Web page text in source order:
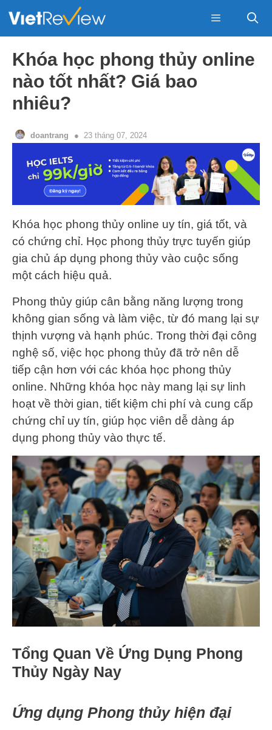
Menu
Khóa học phong thủy online
nào tốt nhất? Giá bao
nhiêu?
doantrang 23 tháng 07, 2024
Khóa học phong thủy online uy tín, giá tốt, và
có chứng chỉ. Học phong thủy trực tuyến giúp
gia chủ áp dụng phong thủy vào cuộc sống
một cách hiệu quả.
Phong thủy giúp cân bằng năng lượng trong
không gian sống và làm việc, từ đó mang lại sự
thịnh vượng và hạnh phúc. Trong thời đại công
nghệ số, việc học phong thủy đã trở nên dễ
tiếp cận hơn với các khóa học phong thủy
online. Những khóa học này mang lại sự linh
hoạt về thời gian, tiết kiệm chi phí và cung cấp
chứng chỉ uy tín, giúp học viên dễ dàng áp
dụng phong thủy vào thực tế.
Tổng Quan Về Ứng Dụng Phong
Thủy Ngày Nay
Ứng dụng Phong thủy hiện đại